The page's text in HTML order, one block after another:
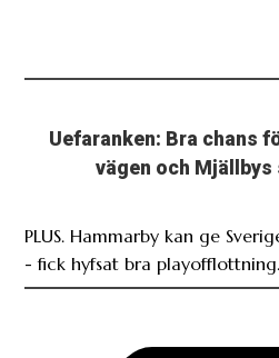
Uefaranken: Bra chans
vägen och
PLUS. Hammarby kan ge
- fick hyfsat bra playofflottning.